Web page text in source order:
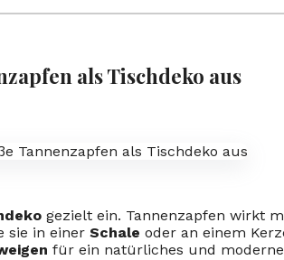
als Tischdeko aus
gezielt ein. Tannenzapfen wirkt
sie in einer Schale oder an einem
für ein natürliches und